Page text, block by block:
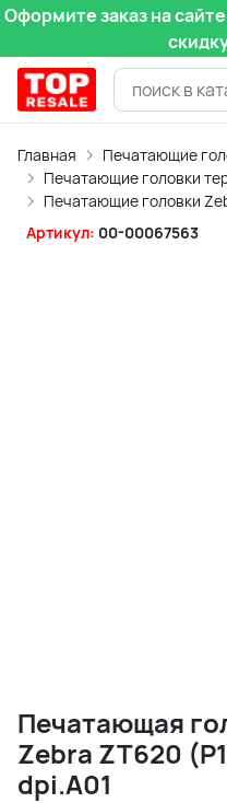
Оформите заказ на
Главная
Печатающие
Печатающие головки
Печатающие головки
Артикул: 00-00067563
Печатающая
Zebra ZT620
dpi.A01